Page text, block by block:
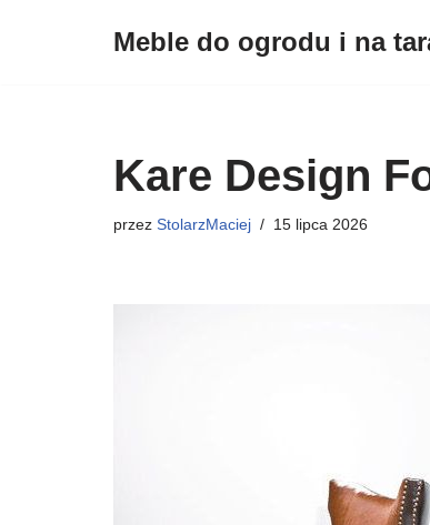
Meble do ogrodu i na
Kare Design
przez StolarzMaciej 15 lipca 2026